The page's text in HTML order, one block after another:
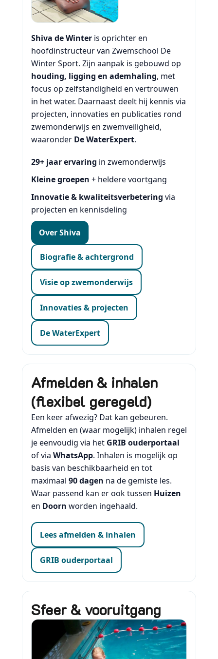
Shiva de Winter is oprichter en
hoofdinstructeur van Zwemschool De
Winter Sport. Zijn aanpak is gebouwd op
houding, ligging en ademhaling, met
focus op zelfstandigheid en vertrouwen
in het water. Daarnaast deelt hij kennis via
projecten, innovaties en publicaties rond
zwemonderwijs en zwemveiligheid,
waaronder De WaterExpert.
29+ jaar ervaring in zwemonderwijs
Kleine groepen + heldere voortgang
Innovatie & kwaliteitsverbetering via
projecten en kennisdeling
Over Shiva
Biografie & achtergrond
Visie op zwemonderwijs
Innovaties & projecten
De WaterExpert
Afmelden & inhalen
(flexibel geregeld)
Een keer afwezig? Dat kan gebeuren.
Afmelden en (waar mogelijk) inhalen regel
je eenvoudig via het GRIB ouderportaal
of via WhatsApp. Inhalen is mogelijk op
basis van beschikbaarheid en tot
maximaal 90 dagen na de gemiste les.
Waar passend kan er ook tussen Huizen
en Doorn worden ingehaald.
Lees afmelden & inhalen
GRIB ouderportaal
Sfeer & vooruitgang